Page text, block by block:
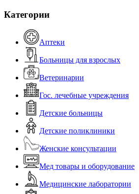
Категории
Аптеки
Больницы для взрослых
Ветеринарии
Гос. лечебные учреждения
Детские больницы
Детские поликлиники
Женские консультации
Мед товары и оборудование
Медицинские лаборатории